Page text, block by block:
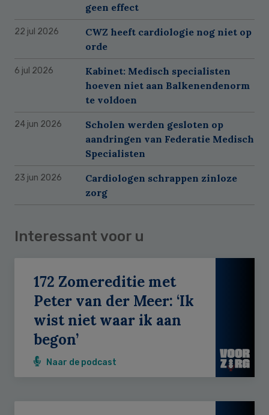
geen effect
22 jul 2026
CWZ heeft cardiologie nog niet op
orde
6 jul 2026
Kabinet: Medisch specialisten
hoeven niet aan Balkenendenorm
te voldoen
24 jun 2026
Scholen werden gesloten op
aandringen van Federatie Medisch
Specialisten
23 jun 2026
Cardiologen schrappen zinloze
zorg
Interessant voor u
172 Zomereditie met
Peter van der Meer: ‘Ik
wist niet waar ik aan
begon’
Naar de podcast